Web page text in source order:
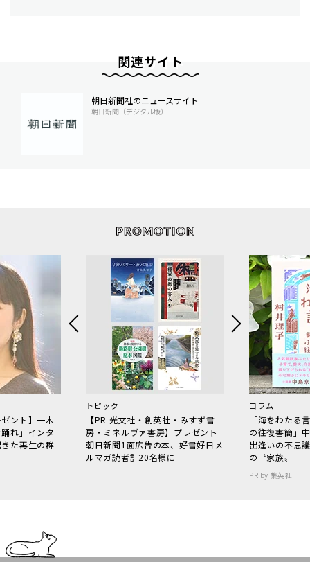
関連サイト
朝日新聞社のニュースサイト
朝日新聞（デジタル版）
ント】一木
れ」インタ
た再生の群
トピック
【PR 光文社・創英社・みすず書
房・ミネルヴァ書房】プレゼント
朝日新聞1面広告の本、好書好日メ
ルマガ読者計20名様に
コラム
「海をわた
の往復書簡」
出逢いの不思
の〝家族〟
PR by 集英社